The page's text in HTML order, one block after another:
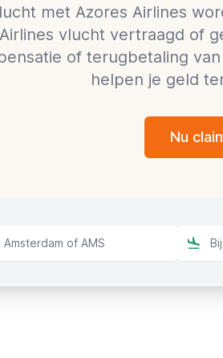
met Azores Airlines
vlucht vertraagd of
of terugbetaling
helpen je geld
Nu